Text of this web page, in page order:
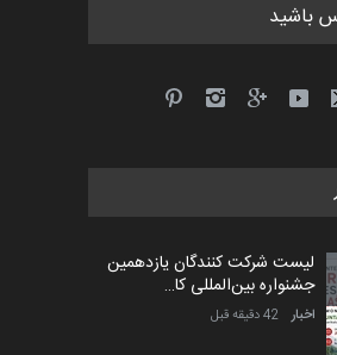
باشید
لیست شرکت کنندگان یازدهمین
جشنواره بین‌المللی کا…
اخبار 42 دقیقه قبل